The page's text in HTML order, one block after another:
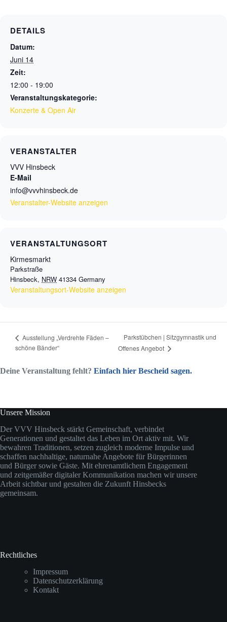
DETAILS
Datum:
Juni 14
Zeit:
12:00 - 19:00
Veranstaltungskategorie:
Konzerte & Open Air
VERANSTALTUNGSORT
Kirmesmarkt
Parkstraße
Hinsbeck, NRW 41334 Germany
Veranstaltungsort-Website anzeigen
VERANSTALTER
VVV Hinsbeck
E-Mail
info@vvvhinsbeck.de
Veranstalter-Website anzeigen
Ausstellung „Verdrehte Fäden –
schöne Bänder“
Parkstübchen | Sitzgymnastik und
Offenes Angebot
Deine Veranstaltung fehlt? Einfach hier Bescheid sagen.
Unsere Mission
Der VVV Hinsbeck stärkt Gemeinschaft, verbindet
Generationen und gestaltet das Leben im Ort aktiv mit. Wir
bewahren Traditionen, setzen zugleich moderne Impulse und
schaffen nachhaltige, naturnahe Angebote für Bürgerinnen
und Bürger sowie Gäste. Mit ehrenamtlichem Engagement
und zeitgemäßer digitaler Kommunikation machen wir unsere
Arbeit sichtbar und gestalten die Zukunft Hinsbecks
gemeinsam.
Rechtliches
Impressum
Datenschutzerklärung
Kontakt